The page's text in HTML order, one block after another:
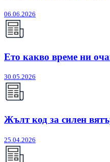
06.06.2026
Ето какво време ни
30.05.2026
Жълт код за силен
25.04.2026